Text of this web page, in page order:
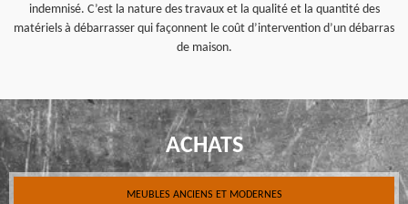
indemnisé. C’est la nature des travaux et la qualité et la quantité des
matériels à débarrasser qui façonnent le coût d’intervention d’un débarras
de maison.
ACHATS
MEUBLES ANCIENS ET MODERNES